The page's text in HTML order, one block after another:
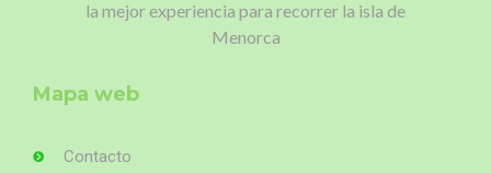
la mejor experiencia para recorrer la isla de
Menorca
Mapa web
Contacto